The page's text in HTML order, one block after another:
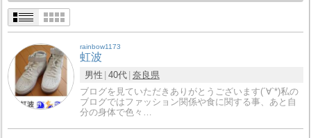
rainbow1173
虹波
男性 40代 奈良県
ブログを見ていただきありがとうございます(´∀`*)私の
ブログではファッション関係や食に関する事、あと自
分の身体で色々…